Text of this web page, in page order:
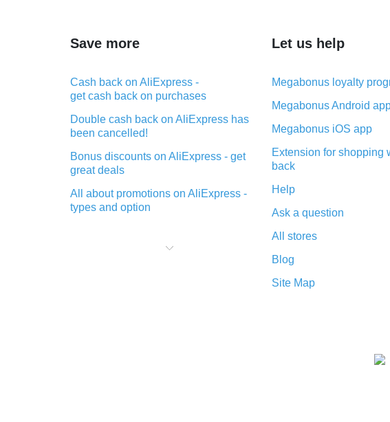
Save more
Cash back on AliExpress -
get cash back on purchases
Double cash back on AliExpress has
been cancelled!
Bonus discounts on AliExpress - get
great deals
All about promotions on AliExpress -
types and option
purchases on AliExpress - short and
Let us help
Megabonus loyalty
Megabonus Android
Megabonus iOS app
Extension for shopping
back
Help
Ask a question
All stores
Blog
Site Map